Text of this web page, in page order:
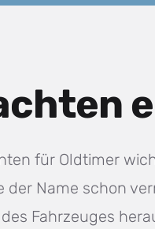
für Oldtimer
der Name schon
Fahrzeuges